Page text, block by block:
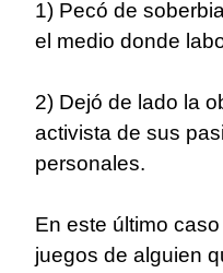
1) Pecó de
el medio donde
2) Dejó de lado la
activista de sus
personales.
En este último
juegos de alguien